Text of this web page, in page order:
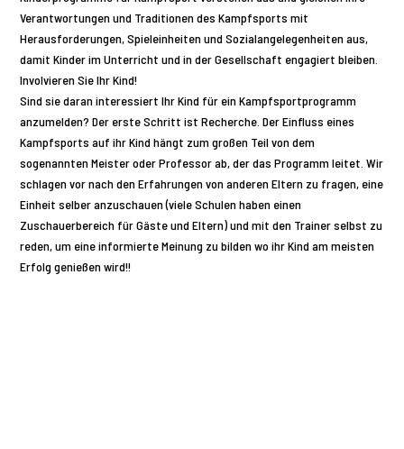
Verantwortungen und Traditionen des Kampfsports mit
Herausforderungen, Spieleinheiten und Sozialangelegenheiten aus,
damit Kinder im Unterricht und in der Gesellschaft engagiert bleiben.
Involvieren Sie Ihr Kind!
Sind sie daran interessiert Ihr Kind für ein Kampfsportprogramm
anzumelden? Der erste Schritt ist Recherche. Der Einfluss eines
Kampfsports auf ihr Kind hängt zum großen Teil von dem
sogenannten Meister oder Professor ab, der das Programm leitet. Wir
schlagen vor nach den Erfahrungen von anderen Eltern zu fragen, eine
Einheit selber anzuschauen (viele Schulen haben einen
Zuschauerbereich für Gäste und Eltern) und mit den Trainer selbst zu
reden, um eine informierte Meinung zu bilden wo ihr Kind am meisten
Erfolg genießen wird!!